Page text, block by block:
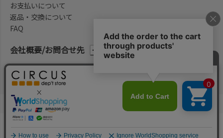
会社概要/お問合せ先
お支払いについて
返品・交換について
FAQ
法律に基づく表示 プライバシーポリシー
©2004-2026 子供服・キッズ服の通販Circus All Rights reserved.
何かお探しですか？